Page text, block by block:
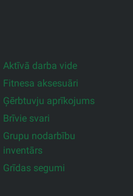
Aktīvā darba vide
Fitnesa aksesuāri
Ģērbtuvju aprīkojums
Brīvie svari
Grupu nodarbību
inventārs
Grīdas segumi